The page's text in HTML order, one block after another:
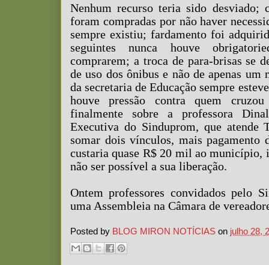
Nenhum recurso teria sido desviado;
foram compradas por não haver
sempre existiu; fardamento foi
seguintes nunca houve
comprarem; a troca de para-brisas se
de uso dos ônibus e não de apenas um
da secretaria de Educação sempre
houve pressão contra quem
finalmente sobre a professora
Executiva do Sinduprom, que atende
somar dois vínculos, mais pagamento
custaria quase R$ 20 mil ao município,
não ser possível a sua liberação.
Ontem professores convidados pelo
uma Assembleia na Câmara de
Posted by BLOG MIRON NOTÍCIAS on julho 28,